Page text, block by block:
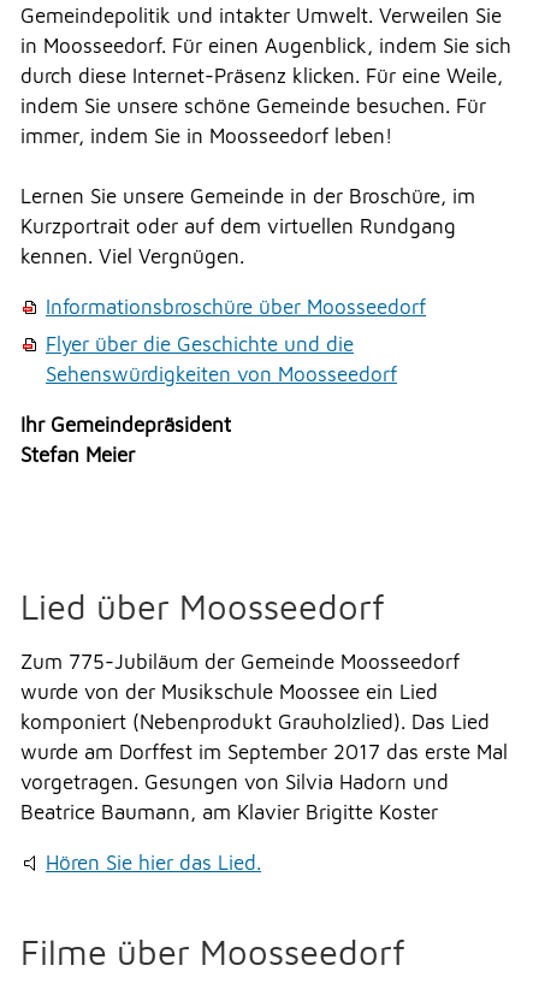
LOGIN
Gemeindepolitik und intakter Umwelt. Verweilen Sie
in Moosseedorf. Für einen Augenblick, indem Sie sich
durch diese Internet-Präsenz klicken. Für eine Weile,
indem Sie unsere schöne Gemeinde besuchen. Für
immer, indem Sie in Moosseedorf leben!
Lernen Sie unsere Gemeinde in der Broschüre, im
Kurzportrait oder auf dem virtuellen Rundgang
kennen. Viel Vergnügen.
Informationsbroschüre über Moosseedorf
Flyer über die Geschichte und die
Sehenswürdigkeiten von Moosseedorf
Ihr Gemeindepräsident
Stefan Meier
Lied über Moosseedorf
Zum 775-Jubiläum der Gemeinde Moosseedorf
wurde von der Musikschule Moossee ein Lied
komponiert (Nebenprodukt Grauholzlied). Das Lied
wurde am Dorffest im September 2017 das erste Mal
vorgetragen. Gesungen von Silvia Hadorn und
Beatrice Baumann, am Klavier Brigitte Koster
Hören Sie hier das Lied.
Filme über Moosseedorf